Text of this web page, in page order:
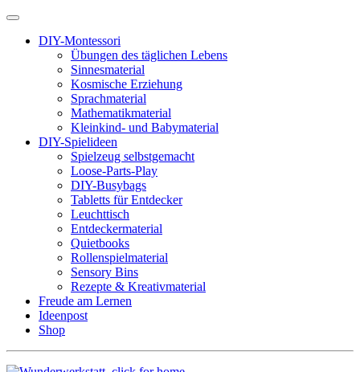
DIY-Montessori
Übungen des täglichen Lebens
Sinnesmaterial
Kosmische Erziehung
Sprachmaterial
Mathematikmaterial
Kleinkind- und Babymaterial
DIY-Spielideen
Spielzeug selbstgemacht
Loose-Parts-Play
DIY-Busybags
Tabletts für Entdecker
Leuchttisch
Entdeckermaterial
Quietbooks
Rollenspielmaterial
Sensory Bins
Rezepte & Kreativmaterial
Freude am Lernen
Ideenpost
Shop